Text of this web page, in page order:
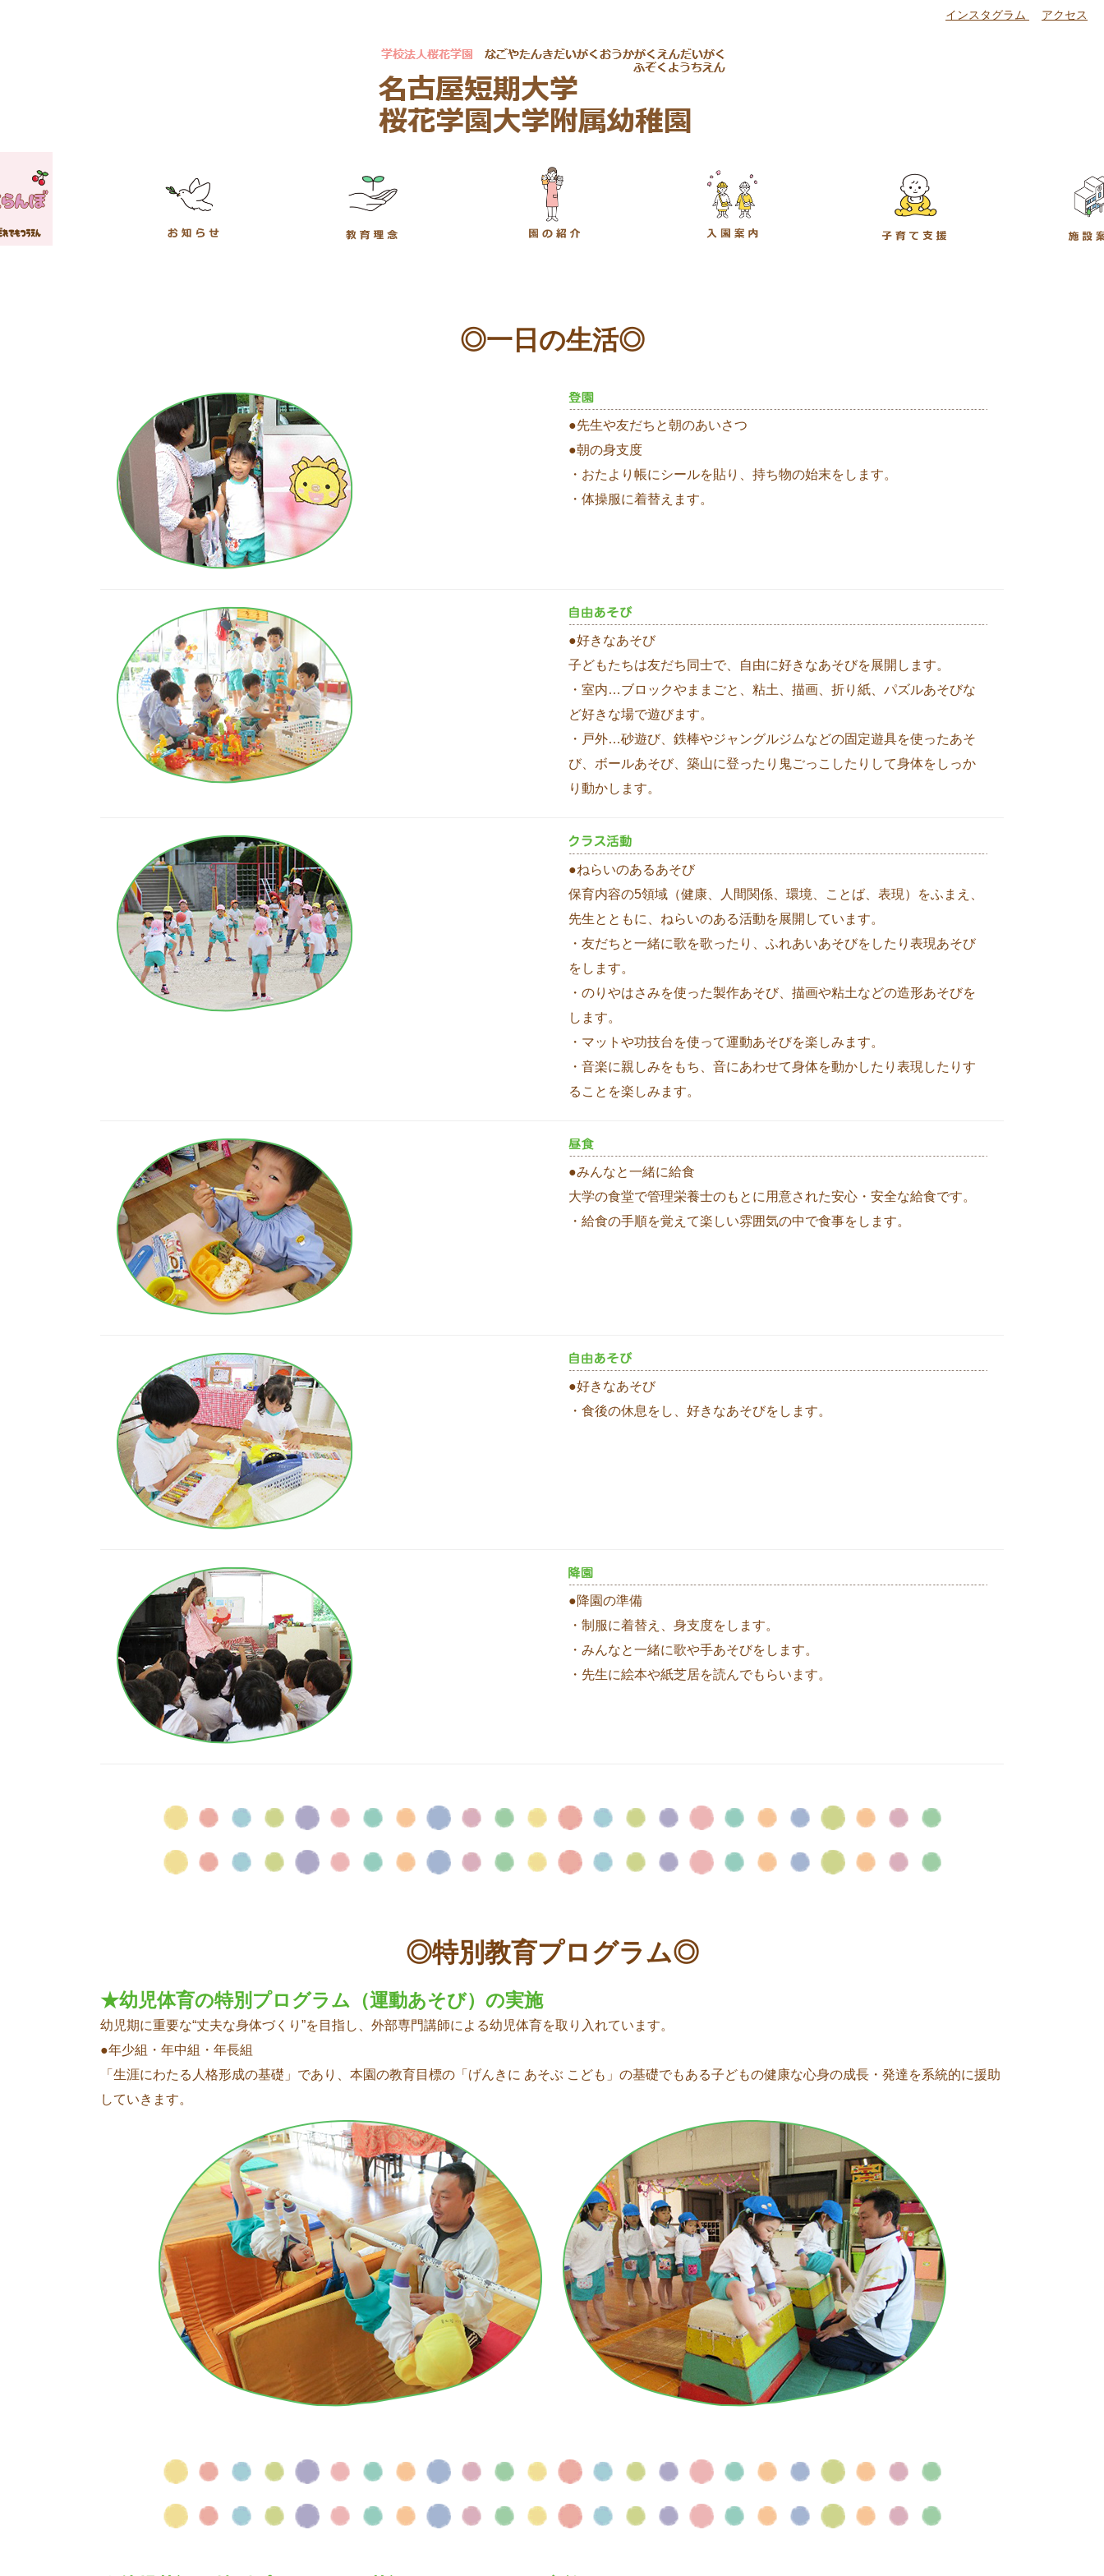
インスタグラム アクセス
◎一日の生活◎
●先生や友だちと朝のあいさつ
●朝の身支度
・おたより帳にシールを貼り、持ち物の始末をします。
・体操服に着替えます。
●好きなあそび
子どもたちは友だち同士で、自由に好きなあそびを展開します。
・室内…ブロックやままごと、粘土、描画、折り紙、パズルあそびな
ど好きな場で遊びます。
・戸外…砂遊び、鉄棒やジャングルジムなどの固定遊具を使ったあそ
び、ボールあそび、築山に登ったり鬼ごっこしたりして身体をしっか
り動かします。
●ねらいのあるあそび
保育内容の5領域（健康、人間関係、環境、ことば、表現）をふまえ、
先生とともに、ねらいのある活動を展開しています。
・友だちと一緒に歌を歌ったり、ふれあいあそびをしたり表現あそび
をします。
・のりやはさみを使った製作あそび、描画や粘土などの造形あそびを
します。
・マットや功技台を使って運動あそびを楽しみます。
・音楽に親しみをもち、音にあわせて身体を動かしたり表現したりす
ることを楽しみます。
●みんなと一緒に給食
大学の食堂で管理栄養士のもとに用意された安心・安全な給食です。
・給食の手順を覚えて楽しい雰囲気の中で食事をします。
●好きなあそび
・食後の休息をし、好きなあそびをします。
●降園の準備
・制服に着替え、身支度をします。
・みんなと一緒に歌や手あそびをします。
・先生に絵本や紙芝居を読んでもらいます。
◎特別教育プログラム◎
★幼児体育の特別プログラム（運動あそび）の実施
幼児期に重要な“丈夫な身体づくり”を目指し、外部専門講師による幼児体育を取り入れています。
●年少組・年中組・年長組
「生涯にわたる人格形成の基礎」であり、本園の教育目標の「げんきに あそぶ こども」の基礎でもある子どもの健康な心身の成長・発達を系統的に援助
していきます。